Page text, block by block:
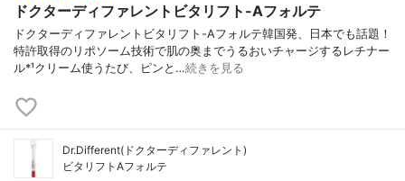
ドクターディファレントビタリフト-Aフォルテ
ドクターディファレントビタリフト-Aフォルテ韓国発、日本でも話題！
特許取得のリポソーム技術で肌の奥までうるおいチャージするレチナー
ル*¹クリーム使うたび、ピンと…続きを見る
Dr.Different(ドクターディファレント)
ビタリフトAフォルテ